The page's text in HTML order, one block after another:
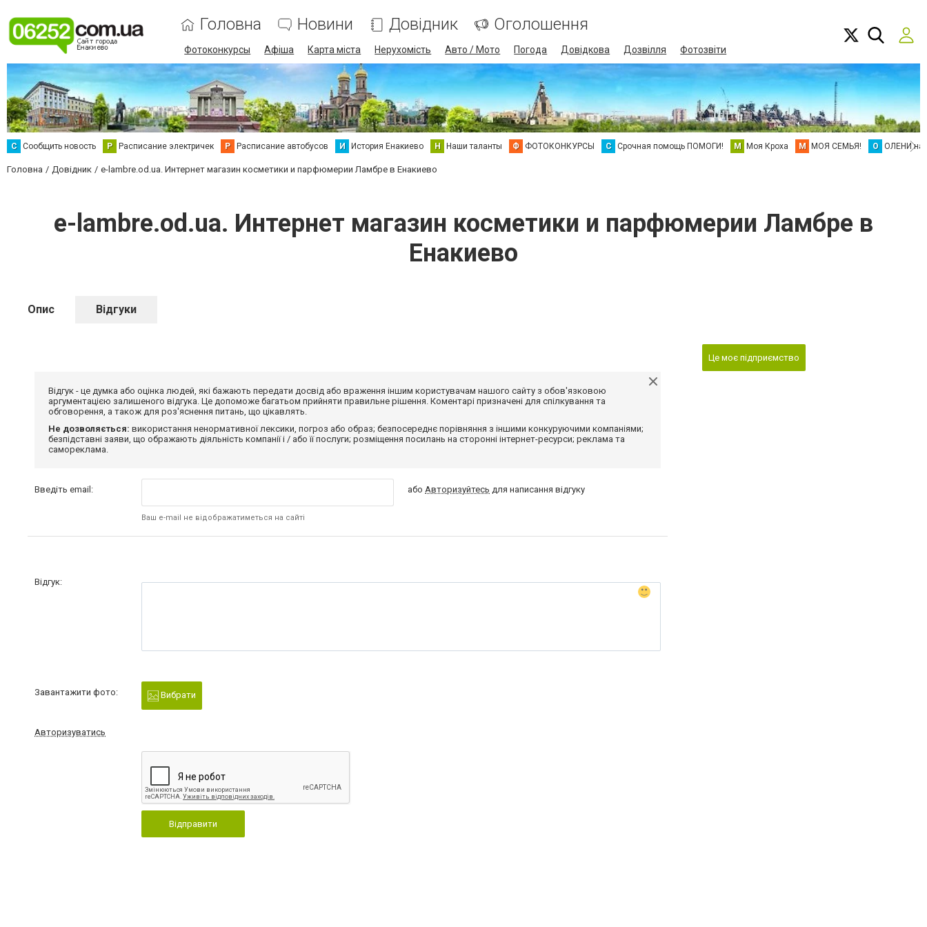
Головна Новини Довідник Оголошення
Фотоконкурсы Афіша Карта міста Нерухомість Авто / Мото Погода Довідкова Дозвілля Фотозвіти
С Сообщить новость Р Расписание электричек Р Расписание автобусов И История Енакиево Н Наши таланты Ф ФОТОКОНКУРСЫ С Срочная помощь ПОМОГИ! М Моя Кроха М МОЯ СЕМЬЯ! О ОЛЕНИ на
Головна Довідник e-lambre.od.ua. Интернет магазин косметики и парфюмерии Ламбре в Енакиево
e-lambre.od.ua. Интернет магазин косметики и парфюмерии Ламбре в
Енакиево
Опис Відгуки
Відгук - це думка або оцінка людей, які бажають передати досвід або враження іншим користувачам нашого сайту з обов'язковою
аргументацією залишеного відгука. Це допоможе багатьом прийняти правильне рішення. Коментарі призначені для спілкування та
обговорення, а також для роз'яснення питань, що цікавлять.
Не дозволяється: використання ненормативної лексики, погроз або образ; безпосереднє порівняння з іншими конкуруючими компаніями;
безпідставні заяви, що ображають діяльність компанії і / або її послуги; розміщення посилань на сторонні інтернет-ресурси; реклама та
самореклама.
Введіть email:
Ваш e-mail не відображатиметься на сайті
абоАвторизуйтесь для написання відгуку
Відгук:
Завантажити фото: Вибрати
Авторизуватись
Відправити
Це моє підприємство